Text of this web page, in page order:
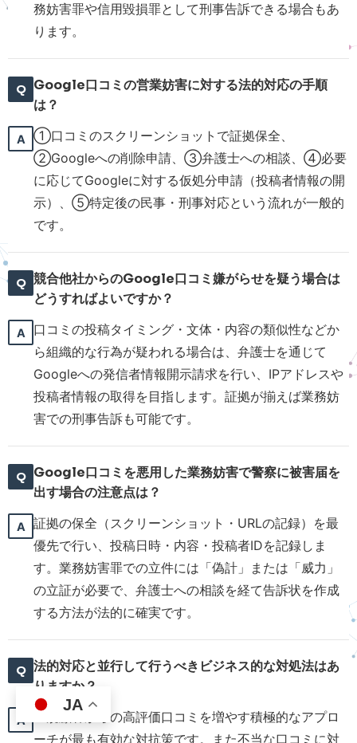
務妨害罪や信用毀損罪として刑事告訴できる場合もあ
ります。
Google口コミの営業妨害に対する法的対応の手順
は？
①口コミのスクリーンショットで証拠保全、
②Googleへの削除申請、③弁護士への相談、④必要
に応じてGoogleに対する仮処分申請（投稿者情報の開
示）、⑤特定後の民事・刑事対応という流れが一般的
です。
競合他社からのGoogle口コミ嫌がらせを疑う場合は
どうすればよいですか？
口コミの投稿タイミング・文体・内容の類似性などか
ら組織的な行為が疑われる場合は、弁護士を通じて
Googleへの発信者情報開示請求を行い、IPアドレスや
投稿者情報の取得を目指します。証拠が揃えば業務妨
害での刑事告訴も可能です。
Google口コミを悪用した業務妨害で警察に被害届を
出す場合の注意点は？
証拠の保全（スクリーンショット・URLの記録）を最
優先で行い、投稿日時・内容・投稿者IDを記録しま
す。業務妨害罪での立件には「偽計」または「威力」
の立証が必要で、弁護士への相談を経て告訴状を作成
する方法が法的に確実です。
法的対応と並行して行うべきビジネス的な対処法はあ
りますか？
正規顧客からの高評価口コミを増やす積極的なアプロ
ーチが最も有効な対抗策です。また不当な口コミに対
JA